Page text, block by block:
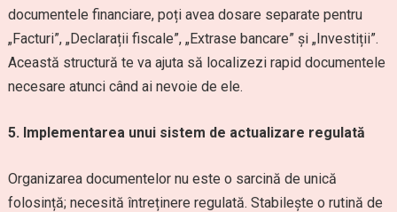
documentele financiare, poți avea dosare separate pentru
„Facturi”, „Declarații fiscale”, „Extrase bancare” și „Investiții”.
Această structură te va ajuta să localizezi rapid documentele
necesare atunci când ai nevoie de ele.
5. Implementarea unui sistem de actualizare regulată
Organizarea documentelor nu este o sarcină de unică
folosință; necesită întreținere regulată. Stabilește o rutină de